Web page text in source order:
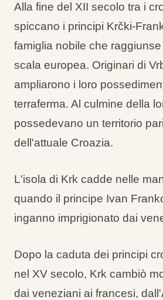
Alla fine del XII secolo tra i
spiccano i principi Krčki-
famiglia nobile che
scala europea. Originari di
ampliarono i loro
terraferma. Al culmine della
possedevano un territorio
dell'attuale Croazia.
L'isola di Krk cadde nelle
quando il principe Ivan
inganno imprigionato dai
Dopo la caduta dei principi
nel XV secolo, Krk cambiò
dai veneziani ai francesi,